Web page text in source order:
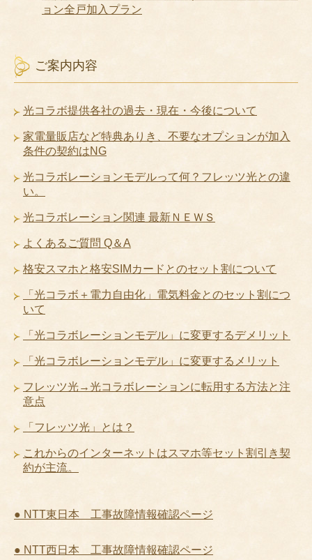
ョン全戸加入プラン
ご案内内容
光コラボ提供各社の過去・現在・今後について
家電量販店など特典ありき、不要なオプションが加入
条件の契約はNG
光コラボレーションモデルって何？フレッツ光との違
い。
光コラボレーション関連 最新ＮＥＷＳ
よくあるご質問 Q＆A
格安スマホと格安SIMカードとのセット割について
「光コラボ＋電力自由化」電気料金とのセット割につ
いて
「光コラボレーションモデル」に変更するデメリット
「光コラボレーションモデル」に変更するメリット
フレッツ光→光コラボレーションに転用する方法と注
意点
「フレッツ光」とは？
これからのインターネットはスマホ等セット割引き契
約が主流。
● NTT東日本 工事故障情報確認ページ
● NTT西日本 工事故障情報確認ページ